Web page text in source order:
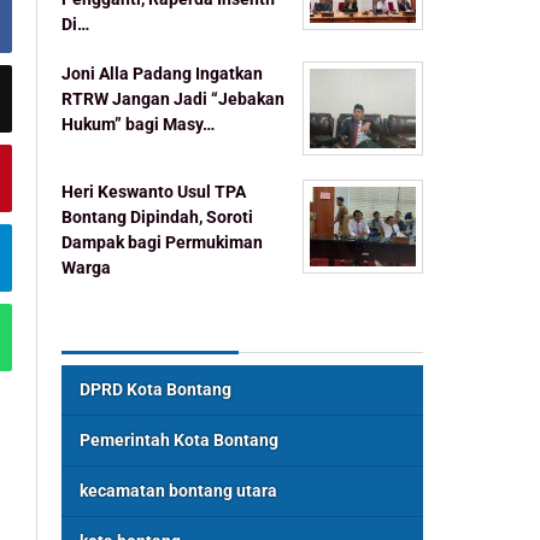
Di…
Joni Alla Padang Ingatkan
RTRW Jangan Jadi “Jebakan
Hukum” bagi Masy…
Heri Keswanto Usul TPA
Bontang Dipindah, Soroti
Dampak bagi Permukiman
Warga
DPRD Kota Bontang
Pemerintah Kota Bontang
kecamatan bontang utara